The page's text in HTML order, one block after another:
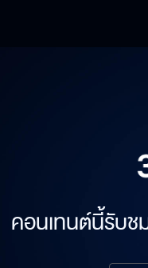
คอนเทนต์นี้รับช